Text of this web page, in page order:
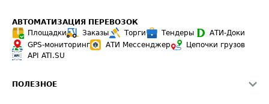
АВТОМАТИЗАЦИЯ ПЕРЕВОЗОК
Площадки
Заказы Торги Тендеры
АТИ-Доки
GPS-мониторинг
АТИ Мессенджер
Цепочки грузов
API ATI.SU
ПОЛЕЗНОЕ